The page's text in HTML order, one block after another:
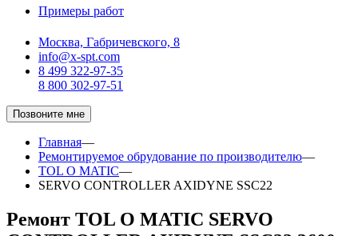
Примеры работ
Москва, Габричевского, 8
info@x-spt.com
8 499 322-97-35
8 800 302-97-51
Позвоните мне
Главная—
Ремонтируемое обрудование по производителю—
TOL O MATIC—
SERVO CONTROLLER AXIDYNE SSC22
Ремонт TOL O MATIC SERVO